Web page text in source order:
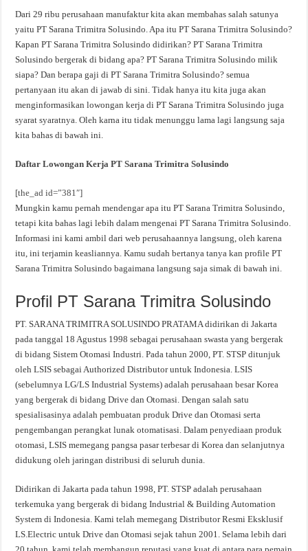
Dari 29 ribu perusahaan manufaktur kita akan membahas salah satunya
yaitu PT Sarana Trimitra Solusindo. Apa itu PT Sarana Trimitra Solusindo?
Kapan PT Sarana Trimitra Solusindo didirikan? PT Sarana Trimitra
Solusindo bergerak di bidang apa? PT Sarana Trimitra Solusindo milik
siapa? Dan berapa gaji di PT Sarana Trimitra Solusindo? semua
pertanyaan itu akan di jawab di sini. Tidak hanya itu kita juga akan
menginformasikan lowongan kerja di PT Sarana Trimitra Solusindo juga
syarat syaratnya. Oleh karna itu tidak menunggu lama lagi langsung saja
kita bahas di bawah ini.
Daftar Lowongan Kerja PT Sarana Trimitra Solusindo
[the_ad id=”381″]
Mungkin kamu pernah mendengar apa itu PT Sarana Trimitra Solusindo,
tetapi kita bahas lagi lebih dalam mengenai PT Sarana Trimitra Solusindo.
Informasi ini kami ambil dari web perusahaannya langsung, oleh karena
itu, ini terjamin keasliannya. Kamu sudah bertanya tanya kan profile PT
Sarana Trimitra Solusindo bagaimana langsung saja simak di bawah ini.
Profil PT Sarana Trimitra Solusindo
PT. SARANA TRIMITRA SOLUSINDO PRATAMA didirikan di Jakarta
pada tanggal 18 Agustus 1998 sebagai perusahaan swasta yang bergerak
di bidang Sistem Otomasi Industri. Pada tahun 2000, PT. STSP ditunjuk
oleh LSIS sebagai Authorized Distributor untuk Indonesia. LSIS
(sebelumnya LG/LS Industrial Systems) adalah perusahaan besar Korea
yang bergerak di bidang Drive dan Otomasi. Dengan salah satu
spesialisasinya adalah pembuatan produk Drive dan Otomasi serta
pengembangan perangkat lunak otomatisasi. Dalam penyediaan produk
otomasi, LSIS memegang pangsa pasar terbesar di Korea dan selanjutnya
didukung oleh jaringan distribusi di seluruh dunia.
Didirikan di Jakarta pada tahun 1998, PT. STSP adalah perusahaan
terkemuka yang bergerak di bidang Industrial & Building Automation
System di Indonesia. Kami telah memegang Distributor Resmi Eksklusif
LS.Electric untuk Drive dan Otomasi sejak tahun 2001. Selama lebih dari